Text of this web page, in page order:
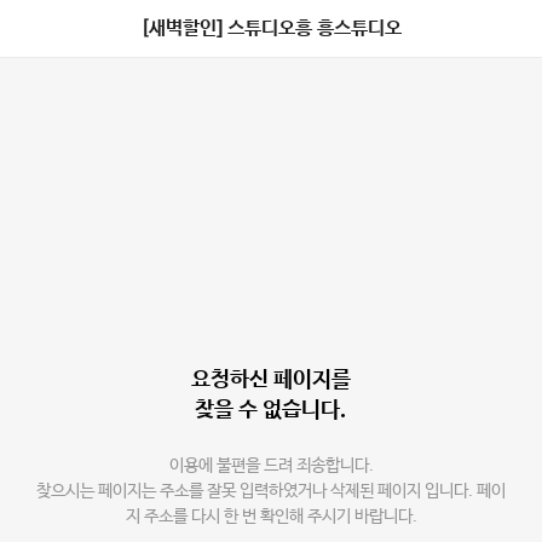
[새벽할인] 스튜디오흥 흥스튜디오
요청하신 페이지를
찾을 수 없습니다.
이용에 불편을 드려 죄송합니다.
찾으시는 페이지는 주소를 잘못 입력하였거나 삭제된 페이지 입니다. 페이
지 주소를 다시 한 번 확인해 주시기 바랍니다.